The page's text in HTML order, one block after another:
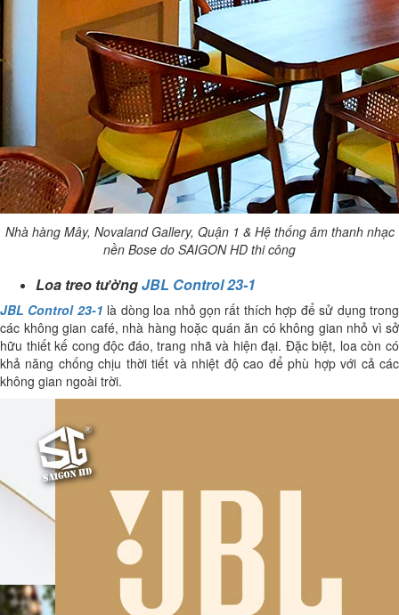
Nhà hàng Mây, Novaland Gallery, Quận 1 & Hệ thống âm thanh nhạc
nền Bose do SAIGON HD thi công
Loa treo tườngJBL Control 23-1
JBL Control 23-1 là dòng loa nhỏ gọn rất thích hợp để sử dụng trong
các không gian café, nhà hàng hoặc quán ăn có không gian nhỏ vì sở
hữu thiết kế cong độc đáo, trang nhã và hiện đại. Đặc biệt, loa còn có
khả năng chống chịu thời tiết và nhiệt độ cao để phù hợp với cả các
không gian ngoài trời.